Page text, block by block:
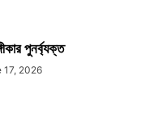
পুনর্ব্যক্ত
17, 2026